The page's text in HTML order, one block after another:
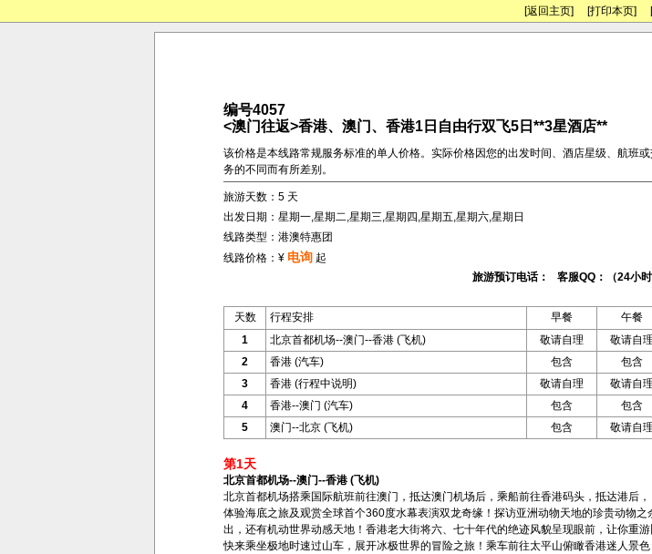
[返回主页] [打印本页]
编号4057
<澳门往返>香港、澳门、香港1日自由行双飞5日**3星酒店**
该价格是本线路常规服务标准的单人价格。实际价格因您的出发时间、酒店星级、航班
务的不同而有所差别。
旅游天数：5 天
出发日期：星期一,星期二,星期三,星期四,星期五,星期六,星期日
线路类型：港澳特惠团
线路价格：¥ 电询 起
旅游预订电话： 客服QQ：（24小时
天数 行程安排 早餐 午餐
1
北京首都机场--澳门--香港 (飞机) 敬请自理 敬请自理
2
香港 (汽车) 包含 包含
3
香港 (行程中说明) 敬请自理 敬请自理
4
香港--澳门 (汽车) 包含 包含
5
澳门--北京 (飞机) 包含 敬请自理
第1天
北京首都机场--澳门--香港 (飞机)
北京首都机场搭乘国际航班前往澳门，抵达澳门机场后，乘船前往香港码头，抵达港后
体验海底之旅及观赏全球首个360度水幕表演双龙奇缘！探访亚洲动物天地的珍贵动物
出，还有机动世界动感天地！香港老大街将六、七十年代的绝迹风貌呈现眼前，让你重
快来乘坐极地时速过山车，展开冰极世界的冒险之旅！乘车前往太平山俯瞰香港迷人景